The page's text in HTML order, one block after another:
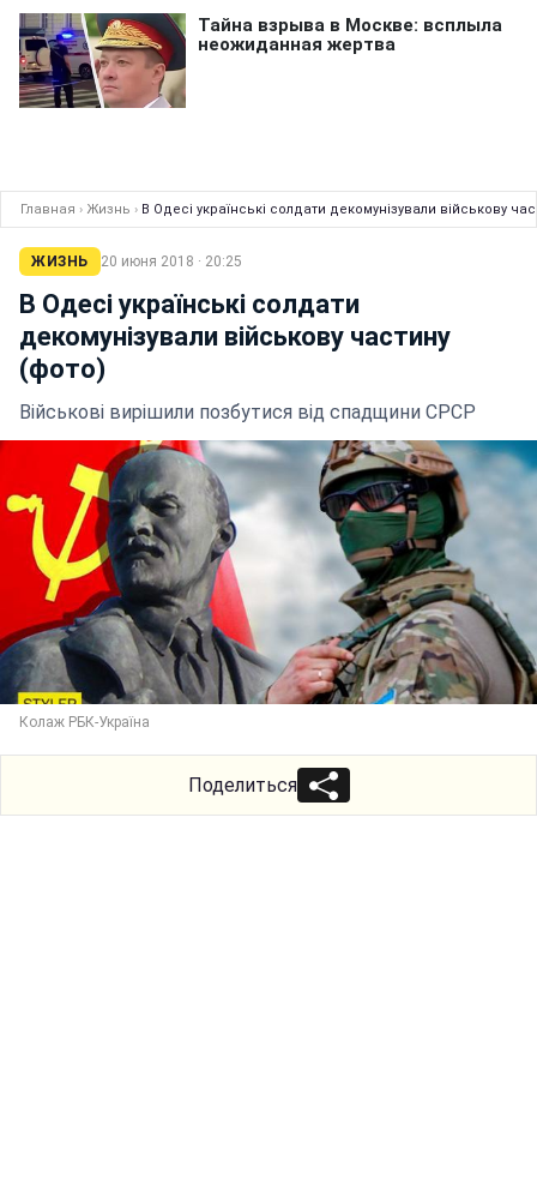
Главная › Жизнь › В Одесі українські солдати декомунізували військову
ЖИЗНЬ 20 июня 2018 · 20:25
В Одесі українські солдати
декомунізували військову частину
(фото)
Військові вирішили позбутися від спадщини СРСР
Колаж РБК-Україна
Поделиться